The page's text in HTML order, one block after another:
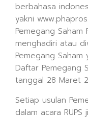
berbahasa
yakni
Pemegang
menghadiri atau
Pemegang
Daftar Pemegang
tanggal 28 Maret
Setiap usulan
dalam acara